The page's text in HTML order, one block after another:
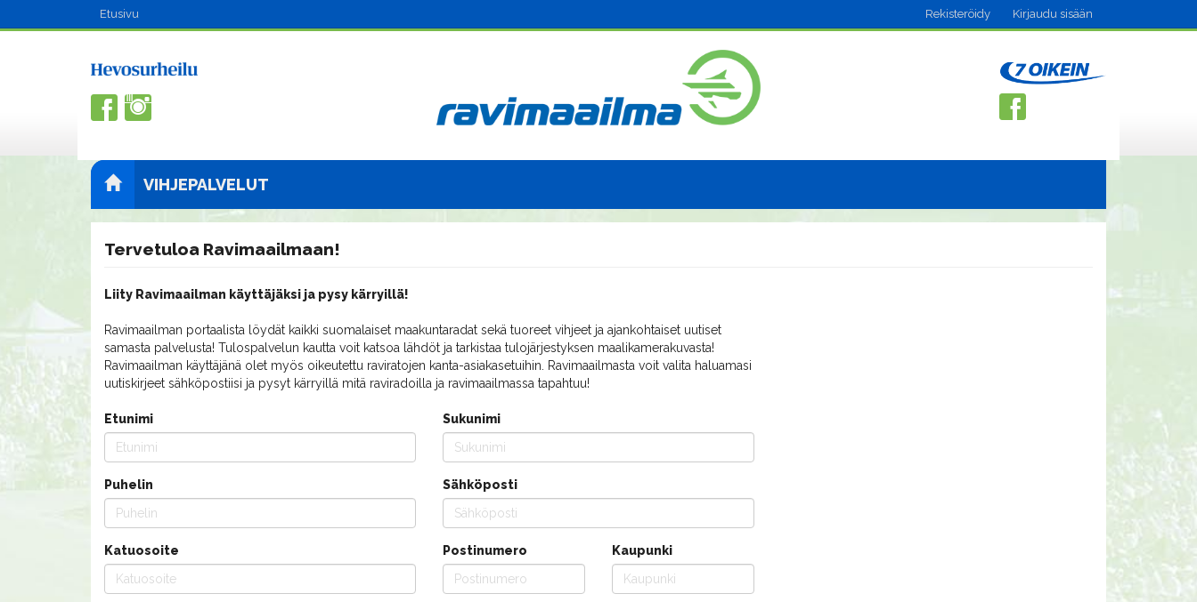
Etusivu Rekisteröidy Kirjaudu sisään
VIHJEPALVELUT
Tervetuloa Ravimaailmaan!
Liity Ravimaailman käyttäjäksi ja pysy kärryillä!
Ravimaailman portaalista löydät kaikki suomalaiset maakuntaradat sekä tuoreet vihjeet ja ajankohtaiset uutiset
samasta palvelusta! Tulospalvelun kautta voit katsoa lähdöt ja tarkistaa tulojärjestyksen maalikamerakuvasta!
Ravimaailman käyttäjänä olet myös oikeutettu raviratojen kanta-asiakasetuihin. Ravimaailmasta voit valita haluamasi
uutiskirjeet sähköpostiisi ja pysyt kärryillä mitä raviradoilla ja ravimaailmassa tapahtuu!
Etunimi Sukunimi
Puhelin Sähköposti
Katuosoite Postinumero Kaupunki